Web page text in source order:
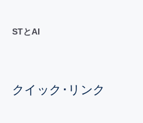
STとAI
クイック･リンク